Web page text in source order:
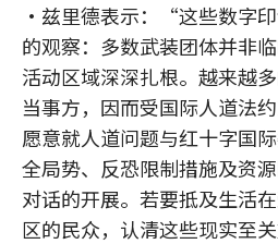
·兹里德表示：“这些数字
的观察：多数武装团体并非
活动区域深深扎根。越来越
当事方，因而受国际人道法
愿意就人道问题与红十字国
全局势、反恐限制措施及资
对话的开展。若要抵及生活
区的民众，认清这些现实至